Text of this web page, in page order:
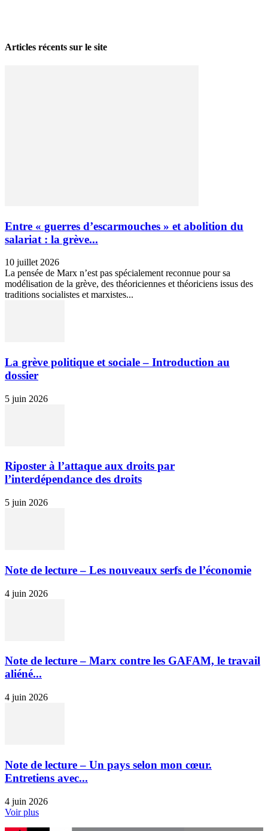
Articles récents sur le site
Entre « guerres d’escarmouches » et abolition du
salariat : la grève...
10 juillet 2026
La pensée de Marx n’est pas spécialement reconnue pour sa
modélisation de la grève, des théoriciennes et théoriciens issus des
traditions socialistes et marxistes...
La grève politique et sociale – Introduction au
dossier
5 juin 2026
Riposter à l’attaque aux droits par
l’interdépendance des droits
5 juin 2026
Note de lecture – Les nouveaux serfs de l’économie
4 juin 2026
Note de lecture – Marx contre les GAFAM, le travail
aliéné...
4 juin 2026
Note de lecture – Un pays selon mon cœur.
Entretiens avec...
4 juin 2026
Voir plus